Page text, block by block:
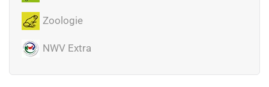
Zoologie
NWV Extra